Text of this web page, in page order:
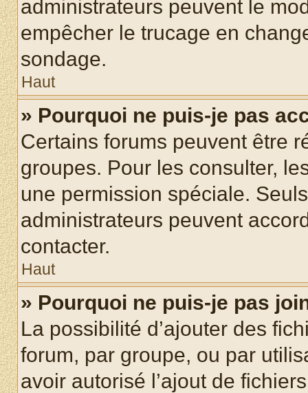
administrateurs peuvent le
empêcher le trucage en
sondage.
Haut
» Pourquoi ne puis-je pas
Certains forums peuvent être
groupes. Pour les consulter,
une permission spéciale.
administrateurs peuvent
contacter.
Haut
» Pourquoi ne puis-je pas
La possibilité d’ajouter des
forum, par groupe, ou par
avoir autorisé l’ajout de